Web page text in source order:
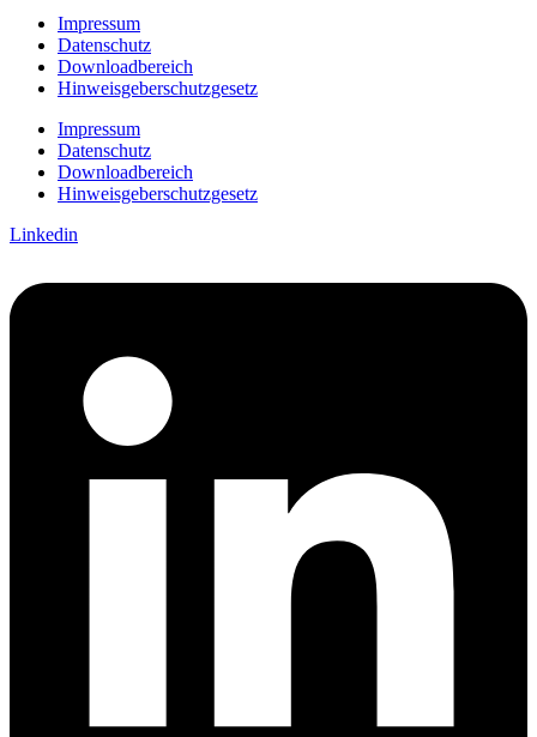
Impressum
Datenschutz
Downloadbereich
Hinweisgeberschutzgesetz
Impressum
Datenschutz
Downloadbereich
Hinweisgeberschutzgesetz
Linkedin